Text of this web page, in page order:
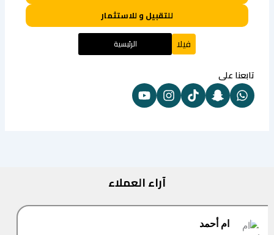
للتقبيل و للاستثمار
فيلا الرئيسية
تابعنا على
آراء العملاء
البتول